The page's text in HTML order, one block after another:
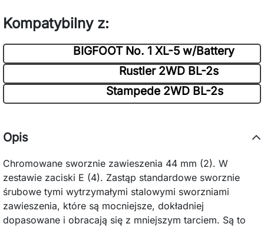
Kompatybilny z:
BIGFOOT No. 1 XL-5 w/Battery
Rustler 2WD BL-2s
Stampede 2WD BL-2s
Opis
Chromowane sworznie zawieszenia 44 mm (2). W
zestawie zaciski E (4). Zastąp standardowe sworznie
śrubowe tymi wytrzymałymi stalowymi sworzniami
zawieszenia, które są mocniejsze, dokładniej
dopasowane i obracają się z mniejszym tarciem. Są to